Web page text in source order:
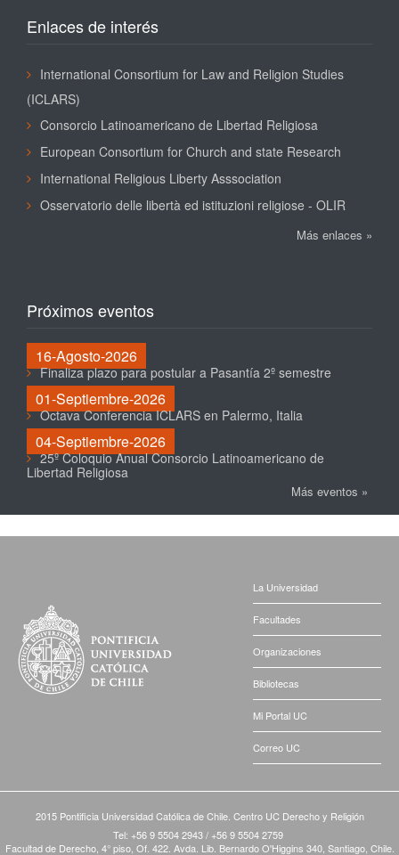
Enlaces de interés
International Consortium for Law and Religion Studies
(ICLARS)
Consorcio Latinoamericano de Libertad Religiosa
European Consortium for Church and state Research
International Religious Liberty Asssociation
Osservatorio delle libertà ed istituzioni religiose - OLIR
Más enlaces »
Próximos eventos
16-Agosto-2026
Finaliza plazo para postular a Pasantía 2º semestre
01-Septiembre-2026
Octava Conferencia ICLARS en Palermo, Italia
04-Septiembre-2026
25º Coloquio Anual Consorcio Latinoamericano de
Libertad Religiosa
Más eventos »
La Universidad
Facultades
Organizaciones
Bibliotecas
Mi Portal UC
Correo UC
2015 Pontificia Universidad Católica de Chile. Centro UC Derecho y Religión
Tel: +56 9 5504 2943 / +56 9 5504 2759
Facultad de Derecho, 4° piso, Of. 422. Avda. Lib. Bernardo O'Higgins 340, Santiago, Chile.